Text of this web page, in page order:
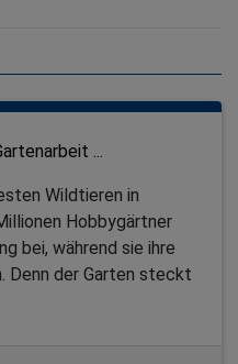
...
Wildtieren in
Hobbygärtner
bei, während sie ihre
Denn der Garten steckt